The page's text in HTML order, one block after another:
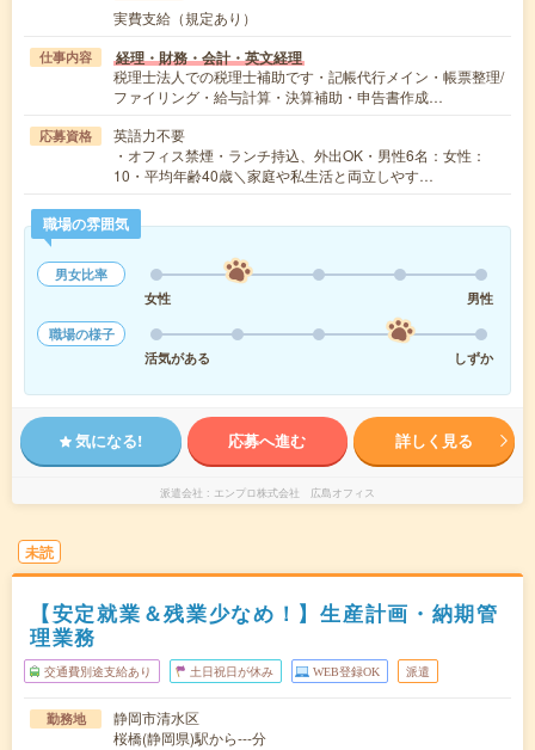
実費支給（規定あり）
仕事内容 経理・財務・会計・英文経理
税理士法人での税理士補助です・記帳代行メイン・帳票整理/
ファイリング・給与計算・決算補助・申告書作成…
応募資格
英語力不要
・オフィス禁煙・ランチ持込、外出OK・男性6名：女性：
10・平均年齢40歳＼家庭や私生活と両立しやす…
職場の雰囲気
男女比率
女性
男性
職場の様子
活気がある
しずか
気になる! 応募へ進む 詳しく見る
派遣会社 エンプロ株式会社 広島オフィス
未読
【安定就業＆残業少なめ！】生産計画・納期管
理業務
交通費別途支給あり 土日祝日が休み WEB登録OK 派遣
勤務地
静岡市清水区
桜橋(静岡県)駅から---分